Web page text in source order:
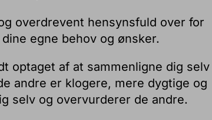
overdrevent hensynsfuld over for
egne behov og ønsker.
optaget af at sammenligne dig selv
andre er klogere, mere dygtige og
selv og overvurderer de andre.